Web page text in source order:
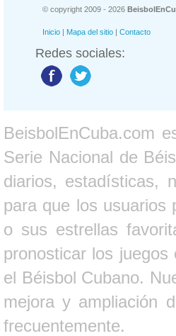
© copyright 2009 - 2026
Inicio | Mapa del sitio | Contacto
Redes sociales:
BeisbolEnCuba.com
Serie Nacional de
diarios, estadísticas,
para que los usuarios
o sus estrellas
pronosticar los
el Béisbol Cubano.
mejora y ampliación
frecuentemente.